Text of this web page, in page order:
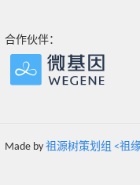
合作伙伴：
Made by 祖源树策划组 <祖